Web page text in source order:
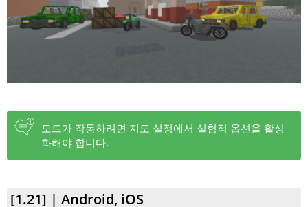
모드가 작동하려면 지도 설정에서 실험적 옵션을 활성
화해야 합니다.
[1.21] | Android, iOS